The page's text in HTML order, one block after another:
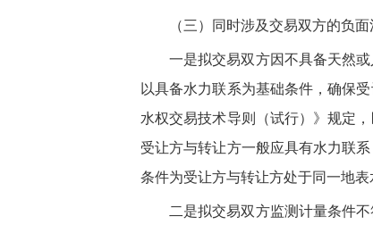
（三）同时涉及交易双方的负面
一是拟交易双方因不具备天然
以具备水力联系为基础条件，确保
水权交易技术导则（试行）》规定
受让方与转让方一般应具有水力联
条件为受让方与转让方处于同一地表
二是拟交易双方监测计量条件